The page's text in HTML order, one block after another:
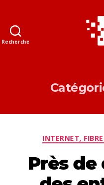
Recherche
INTERNET,
Près